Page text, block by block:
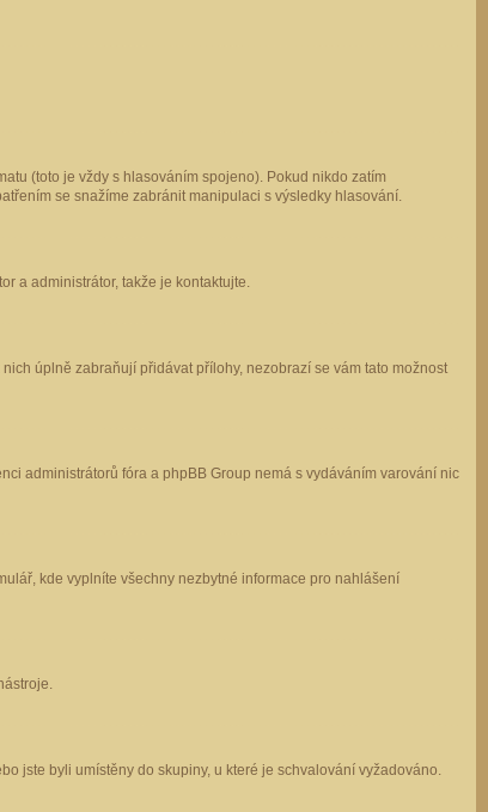
(toto je vždy s hlasováním spojeno). Pokud nikdo zatím
se snažíme zabránit manipulaci s výsledky hlasování.
a administrátor, takže je kontaktujte.
úplně zabraňují přidávat přílohy, nezobrazí se vám tato možnost
administrátorů fóra a phpBB Group nemá s vydáváním varování nic
kde vyplníte všechny nezbytné informace pro nahlášení
jste byli umístěny do skupiny, u které je schvalování vyžadováno.